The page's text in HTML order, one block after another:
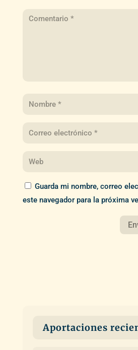
Guarda mi nombre, correo
este navegador para la próxima
Aportaciones